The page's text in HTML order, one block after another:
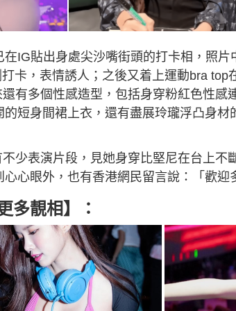
在IG貼出身處尖沙嘴街頭的打卡相，照
卡，表情誘人；之後又着上運動bra top
有多個性感造型，包括身穿粉紅色性感
的短身間裙上衣，還有盡展玲瓏浮凸身材
少表演片段，見她身穿比堅尼在台上不
心心眼外，也有香港網民留言說：「歡迎
多靚相】：